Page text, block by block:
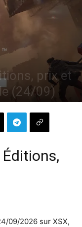
prix et
(24/09)
09/2026 sur XSX,